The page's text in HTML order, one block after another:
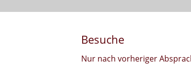
Besuche
Nur nach vorheriger